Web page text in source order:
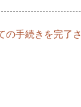
手続きを完了